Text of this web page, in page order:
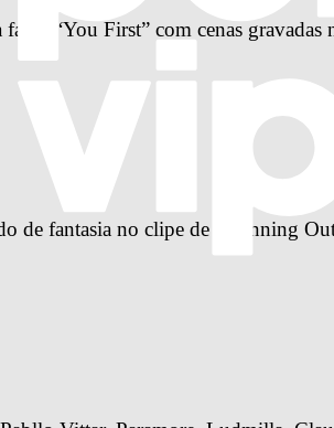
faixa “You First” com cenas gravadas
de fantasia no clipe de “Running